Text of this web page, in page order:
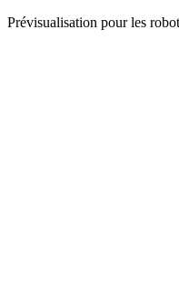
Prévisualisation pour les